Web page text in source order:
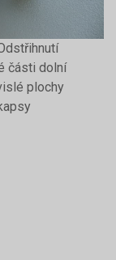
části dolní
plochy